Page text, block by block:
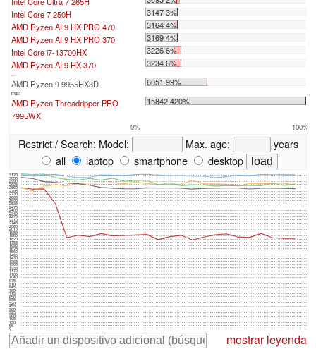
Intel Core 7 250H
3147 3%
AMD Ryzen AI 9 HX PRO 470
3164 4%
AMD Ryzen AI 9 HX PRO 370
3169 4%
Intel Core i7-13700HX
3226 6%
AMD Ryzen AI 9 HX 370
3234 6%
...
AMD Ryzen 9 9955HX3D 6051 99%
max:
AMD Ryzen Threadripper PRO
7995WX
15842 420%
0% 100%
Restrict / Search: Model: Max. age:
years
all
laptop smartphone desktop
0
65
130
195
260
325
390
455
520
585
650
715
780
845
910
975
1040
1105
1170
1235
1300
1365
1430
1495
1560
1625
1690
1755
1820
1885
1950
2015
2080
2145
2210
2275
2340
2405
2470
2535
2600
2665
2730
2795
2860
2925
2990
3055
3120
mostrar leyenda